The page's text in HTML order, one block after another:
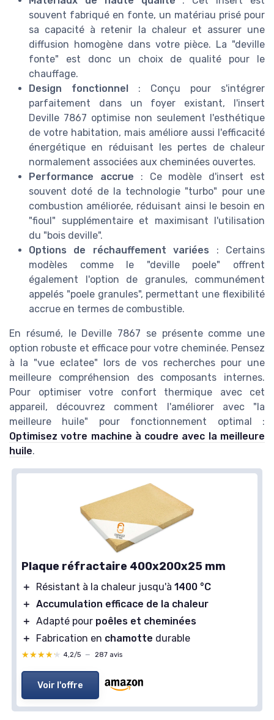
souvent fabriqué en fonte, un matériau prisé pour
sa capacité à retenir la chaleur et assurer une
diffusion homogène dans votre pièce. La "deville
fonte" est donc un choix de qualité pour le
chauffage.
Design fonctionnel : Conçu pour s'intégrer
parfaitement dans un foyer existant, l'insert
Deville 7867 optimise non seulement l'esthétique
de votre habitation, mais améliore aussi l'efficacité
énergétique en réduisant les pertes de chaleur
normalement associées aux cheminées ouvertes.
Performance accrue : Ce modèle d'insert est
souvent doté de la technologie "turbo" pour une
combustion améliorée, réduisant ainsi le besoin en
"fioul" supplémentaire et maximisant l'utilisation
du "bois deville".
Options de réchauffement variées : Certains
modèles comme le "deville poele" offrent
également l'option de granules, communément
appelés "poele granules", permettant une flexibilité
accrue en termes de combustible.
En résumé, le Deville 7867 se présente comme une
option robuste et efficace pour votre cheminée. Pensez
à la "vue eclatee" lors de vos recherches pour une
meilleure compréhension des composants internes.
Pour optimiser votre confort thermique avec cet
appareil, découvrez comment l'améliorer avec "la
meilleure huile" pour fonctionnement optimal :
Optimisez votre machine à coudre avec la meilleure
huile.
Plaque réfractaire 400x200x25 mm
＋ Résistant à la chaleur jusqu'à 1400 °C
＋ Accumulation efficace de la chaleur
＋ Adapté pour poêles et cheminées
＋
Fabrication en chamotte durable
★★★★★
★★★★★ 4,2/5 — 287 avis
Voir l'offre